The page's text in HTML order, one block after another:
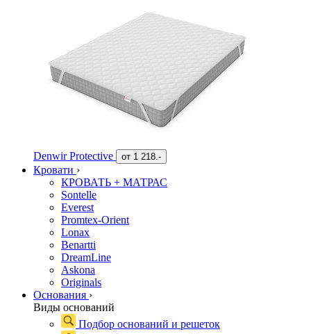
Denwir Protective от 1 218.-
Кровати ›
КРОВАТЬ + МАТРАС
Sontelle
Everest
Promtex-Orient
Lonax
Benartti
DreamLine
Askona
Originals
Основания ›
Виды оснований
Подбор оснований и решеток